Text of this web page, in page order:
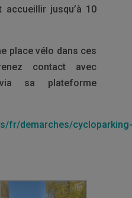
accueillir jusqu’à 10
place vélo dans ces
contact avec
sa plateforme
fr/demarches/cycloparking-